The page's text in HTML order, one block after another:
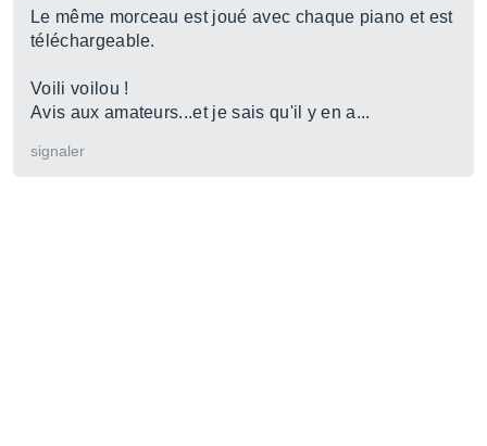
Le même morceau est joué avec chaque piano et est
téléchargeable.
Voili voilou !
Avis aux amateurs...et je sais qu'il y en a...
signaler